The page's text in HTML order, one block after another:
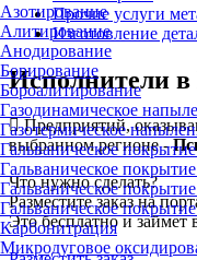
Азотирование
Алитирование
Анодирование
Борирование
Бороалитирование
Газодинамическое
Газотермическое
Гальваническое
Гальваническое
Гальваническое
Гальваническое
Карбонитрация
Микродуговое
Прочие услуги
Изготовление
Исполнители в
Предприятий,
выбранном регионе -
Что нужно сделать?
Разместите заказ на
Это бесплатно и займет